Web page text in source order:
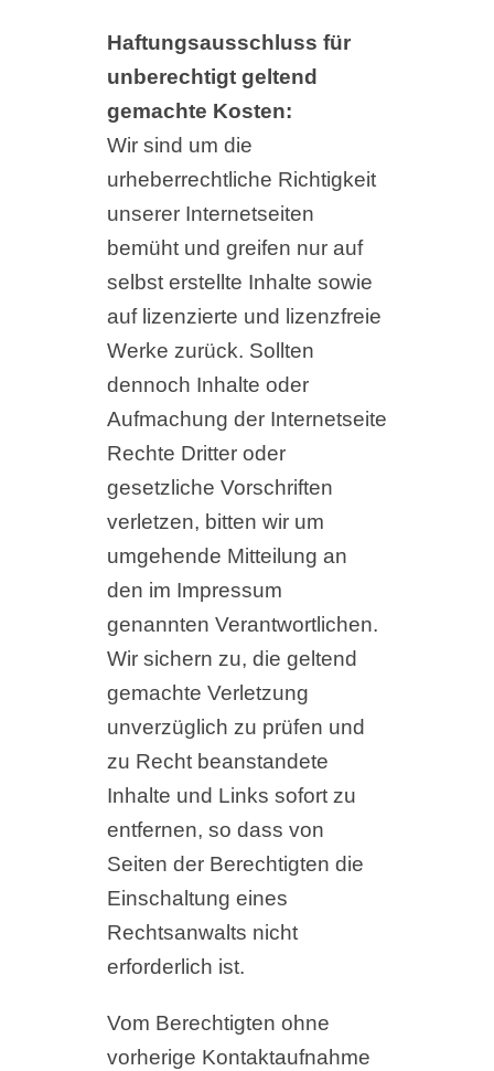
Haftungsausschluss für
unberechtigt geltend
gemachte Kosten:
Wir sind um die
urheberrechtliche Richtigkeit
unserer Internetseiten
bemüht und greifen nur auf
selbst erstellte Inhalte sowie
auf lizenzierte und lizenzfreie
Werke zurück. Sollten
dennoch Inhalte oder
Aufmachung der Internetseite
Rechte Dritter oder
gesetzliche Vorschriften
verletzen, bitten wir um
umgehende Mitteilung an
den im Impressum
genannten Verantwortlichen.
Wir sichern zu, die geltend
gemachte Verletzung
unverzüglich zu prüfen und
zu Recht beanstandete
Inhalte und Links sofort zu
entfernen, so dass von
Seiten der Berechtigten die
Einschaltung eines
Rechtsanwalts nicht
erforderlich ist.
Vom Berechtigten ohne
vorherige Kontaktaufnahme